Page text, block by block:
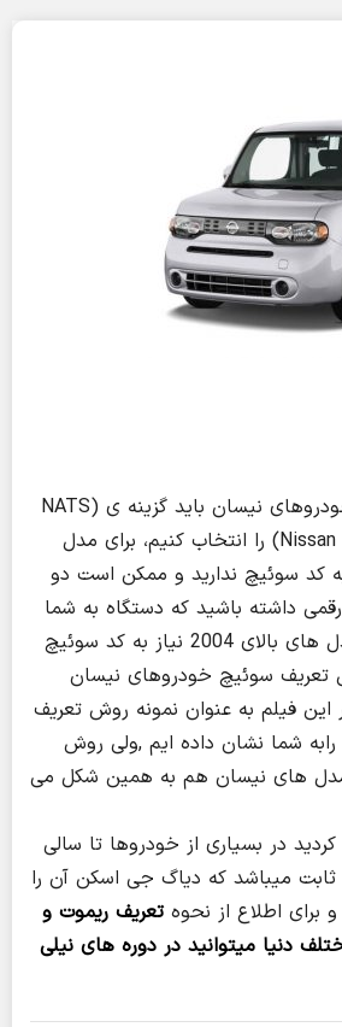
برای تعریف سوئیچ خودروهای نیسان باید گزینه ی (NATS
(Nissan Anti Theft System را انتخاب کنیم، برای مدل
نیازی به کد سوئیچ ندارید و ممکن است دو
داشته باشید که دستگاه به شما
می گوید ولی برای مدل های بالای 2004 نیاز به کد سوئیچ
تعریف سوئیچ خودروهای نیسان
فیلم به عنوان نمونه روش تعریف
سوئیچ نیسان CUBE رابه شما نشان داده ایم ,ولی روش
های نیسان هم به همین شکل می
در بسیاری از خودروها تا سالی
میباشد که دیاگ جی اسکن آن را
برای اطلاع از نحوهتعریف ریموت و
دنیا میتوانید در دوره های نیلی